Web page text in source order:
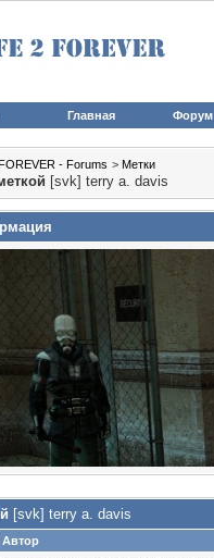
Главная Форум
- Forums > Метки
[svk] terry a. davis
[svk] terry a. davis
Автор